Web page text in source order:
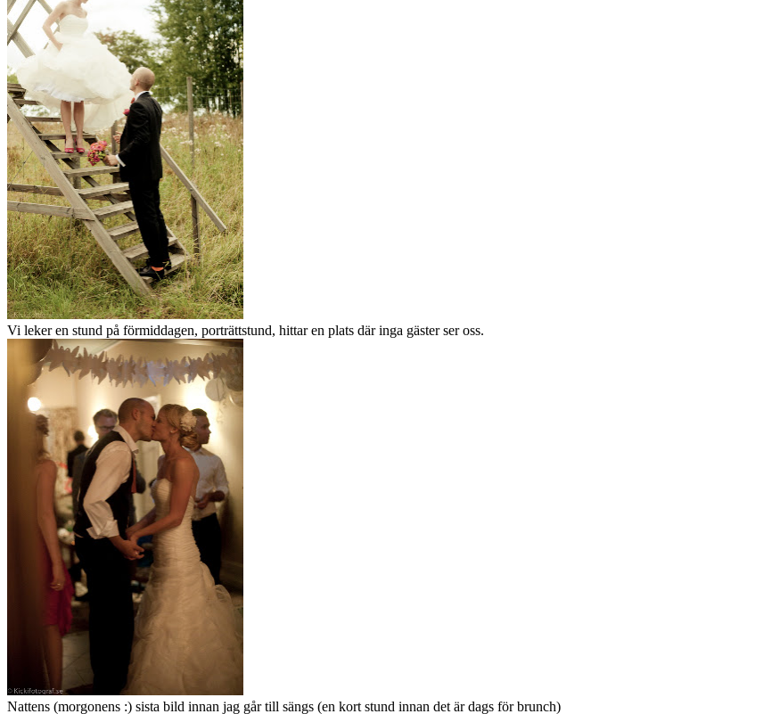
Vi leker en stund på förmiddagen, porträttstund, hittar en plats där inga gäster ser oss.
Nattens (morgonens :) sista bild innan jag går till sängs (en kort stund innan det är dags för brunch)